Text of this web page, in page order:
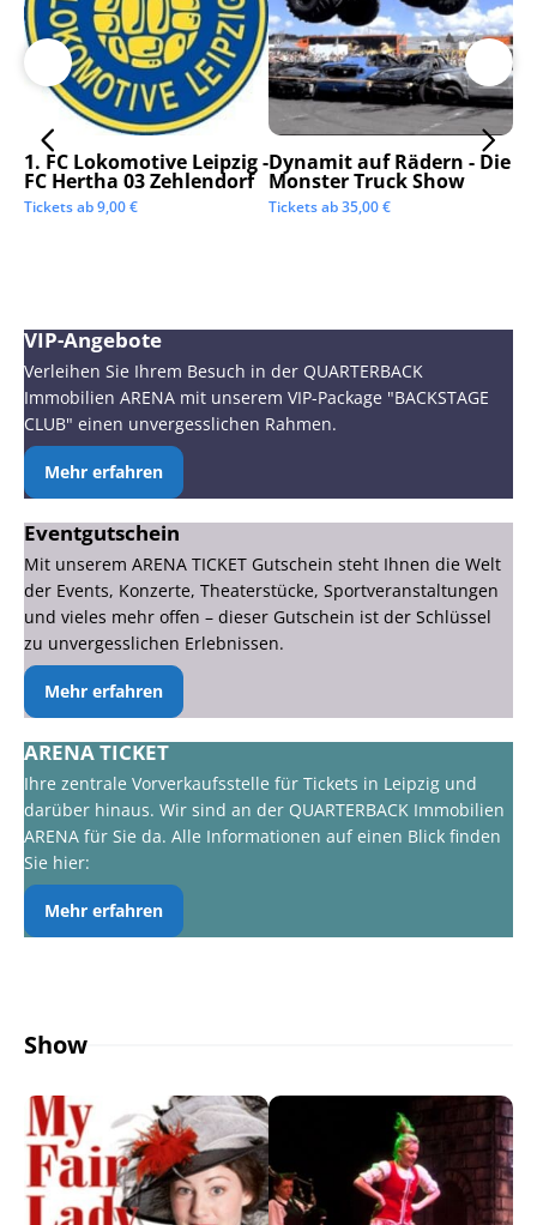
1. FC Lokomotive Leipzig -
FC Hertha 03 Zehlendorf
Tickets ab9,00€
Dynamit auf Rädern - Die
Monster Truck Show
Tickets ab35,00€
VIP-Angebote
Verleihen Sie Ihrem Besuch in der QUARTERBACK
Immobilien ARENA mit unserem VIP-Package "BACKSTAGE
CLUB" einen unvergesslichen Rahmen.
Mehr erfahren
Eventgutschein
Mit unserem ARENA TICKET Gutschein steht Ihnen die Welt
der Events, Konzerte, Theaterstücke, Sportveranstaltungen
und vieles mehr offen – dieser Gutschein ist der Schlüssel
zu unvergesslichen Erlebnissen.
Mehr erfahren
ARENA TICKET
Ihre zentrale Vorverkaufsstelle für Tickets in Leipzig und
darüber hinaus. Wir sind an der QUARTERBACK Immobilien
ARENA für Sie da. Alle Informationen auf einen Blick finden
Sie hier:
Mehr erfahren
Show